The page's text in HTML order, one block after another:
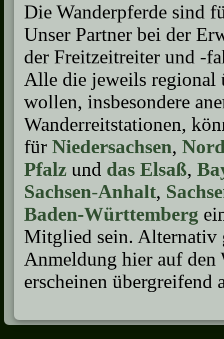
Die Wanderpferde sind
Unser Partner bei der
der Freitzeitreiter und -
Alle die jeweils regional
wollen, insbesondere
Wanderreitstationen,
für Niedersachsen,
Pfalz und das Elsaß,
Sachsen-Anhalt,
Baden-Württemberg
Mitglied sein. Alternativ
Anmeldung hier auf den
erscheinen übergreifend